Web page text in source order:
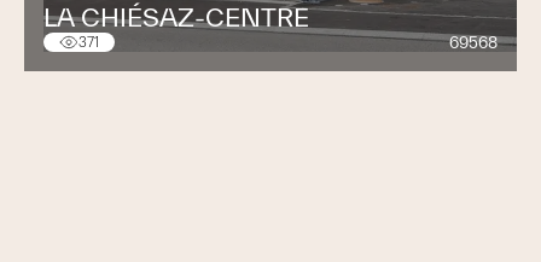
LA CHIÉSAZ-CENTRE
371 69568